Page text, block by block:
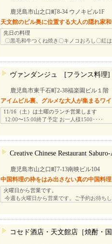
鹿児島市山之口町8-34 ウノキビル1F
天文館のビル奥に位置する大人の隠れ家
先日の料理
〇黒毛和牛つくね焼き〇キノコおろし〇紅
ヴァンダンジュ [フランス料理]
鹿児島市東千石町2-38福楽園ビル１階
アイムビル裏、グルメな大人が集まるワ
11/16（土）は土曜のランチ営業します
12:00〜15:00終了予定 お一人様1500‥‥
Creative Chinese Restaurant
鹿児島市山之口町7-13南映ビル104
中国料理の枠をはみ出さない真の中国料理
火曜日から営業です。
今週も火曜日から営業です。ご予約お待ち
コセド酒店・天文館店［焼酎・